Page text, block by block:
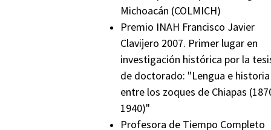
Michoacán (COLMICH)
Premio INAH Francisco Javier
Clavijero 2007. Primer lugar en
investigación histórica por la
de doctorado: "Lengua e historia
entre los zoques de Chiapas
1940)"
Profesora de Tiempo Completo